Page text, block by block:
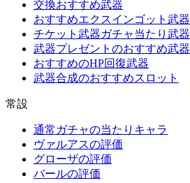
交換おすすめ武器
おすすめエクスインゴット武器
チケット武器ガチャ当たり武器
武器プレゼントのおすすめ武器
おすすめのHP回復武器
武器合成のおすすめスロット
常設
通常ガチャの当たりキャラ
ヴァルアスの評価
グローザの評価
バールの評価